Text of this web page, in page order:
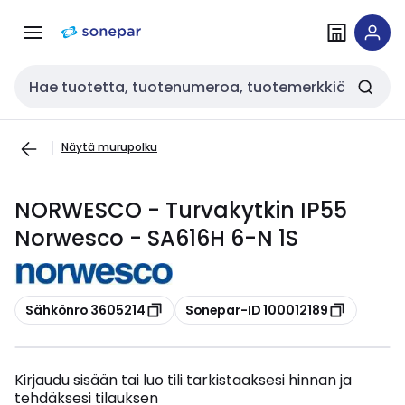
navigointiinsisältöön
Haku
Näytä murupolku
NORWESCO - Turvakytkin IP55
Norwesco - SA616H 6-N 1S
Kopioi
Sähkönro 3605214 Kopioi
Sonepar-ID 100012189
Kirjaudu sisään tai luo tili tarkistaaksesi hinnan ja
tehdäksesi tilauksen